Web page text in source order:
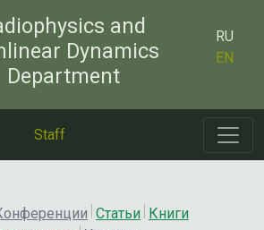
and
Dynamics
Department
RU
EN
Staff
Статьи
Книги